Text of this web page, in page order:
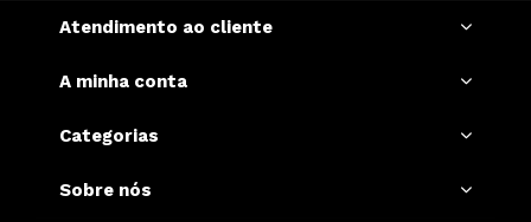
Atendimento ao cliente
A minha conta
Categorias
Sobre nós